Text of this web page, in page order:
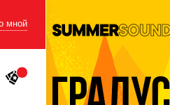
мной